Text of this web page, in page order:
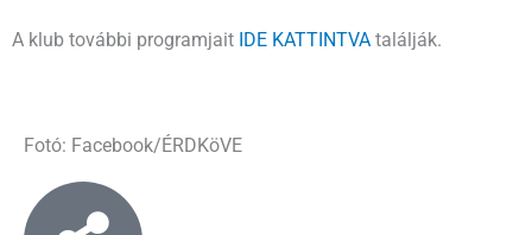
A klub további programjait IDE KATTINTVA találják.
Fotó: Facebook/ÉRDKöVE